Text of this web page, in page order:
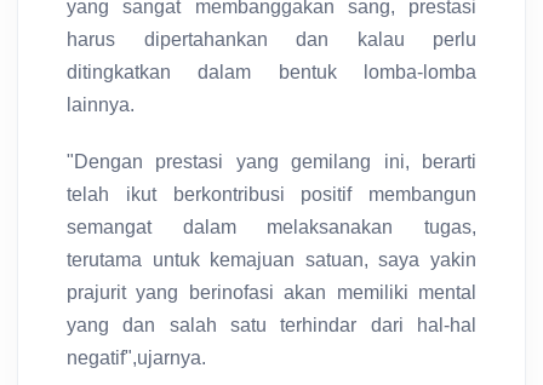
yang sangat membanggakan sang, prestasi
harus dipertahankan dan kalau perlu
ditingkatkan dalam bentuk lomba-lomba
lainnya.
"Dengan prestasi yang gemilang ini, berarti
telah ikut berkontribusi positif membangun
semangat dalam melaksanakan tugas,
terutama untuk kemajuan satuan, saya yakin
prajurit yang berinofasi akan memiliki mental
yang dan salah satu terhindar dari hal-hal
negatif",ujarnya.